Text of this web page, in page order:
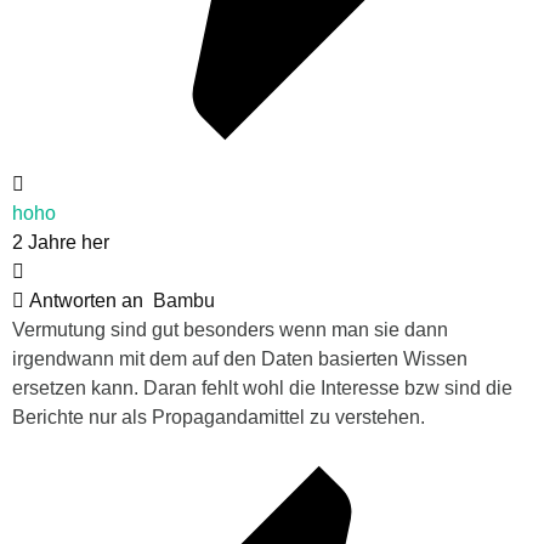
hoho
2 Jahre her
Antworten an
Bambu
Vermutung sind gut besonders wenn man sie dann
irgendwann mit dem auf den Daten basierten Wissen
ersetzen kann. Daran fehlt wohl die Interesse bzw sind die
Berichte nur als Propagandamittel zu verstehen.